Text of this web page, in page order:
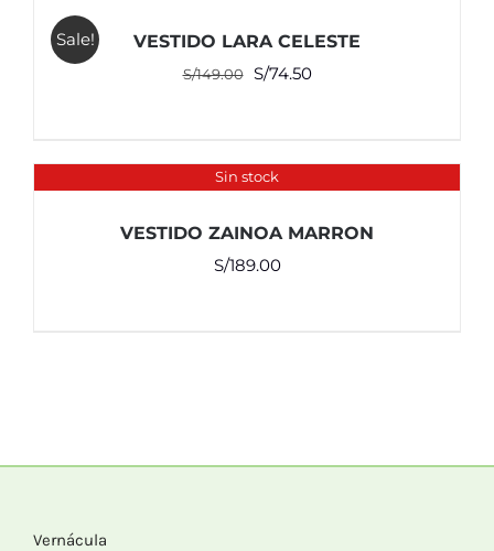
Sale! VESTIDO LARA CELESTE
S/149.00
El
era:
S/149.00.
S/74.50El
es:
S/74.50.
Sin stock
VESTIDO ZAINOA MARRON
S/189.00
Vernácula